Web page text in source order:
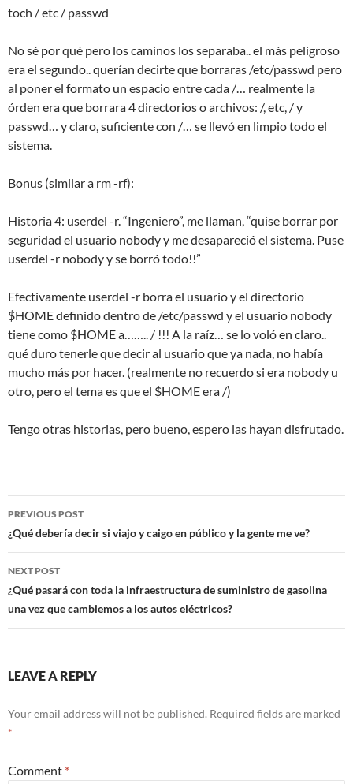
toch / etc / passwd
No sé por qué pero los caminos los separaba.. el más peligroso
era el segundo.. querían decirte que borraras /etc/passwd pero
al poner el formato un espacio entre cada /… realmente la
órden era que borrara 4 directorios o archivos: /, etc, / y
passwd… y claro, suficiente con /… se llevó en limpio todo el
sistema.
Bonus (similar a rm -rf):
Historia 4: userdel -r. “Ingeniero”, me llaman, “quise borrar por
seguridad el usuario nobody y me desapareció el sistema. Puse
userdel -r nobody y se borró todo!!”
Efectivamente userdel -r borra el usuario y el directorio
$HOME definido dentro de /etc/passwd y el usuario nobody
tiene como $HOME a…….. / !!! A la raíz… se lo voló en claro..
qué duro tenerle que decir al usuario que ya nada, no había
mucho más por hacer. (realmente no recuerdo si era nobody u
otro, pero el tema es que el $HOME era /)
Tengo otras historias, pero bueno, espero las hayan disfrutado.
Post
navigation
PREVIOUS POST
¿Qué debería decir si viajo y caigo en público y la gente me ve?
NEXT POST
¿Qué pasará con toda la infraestructura de suministro de gasolina
una vez que cambiemos a los autos eléctricos?
LEAVE A REPLY
Your email address will not be published. Required fields are marked
*
Comment *